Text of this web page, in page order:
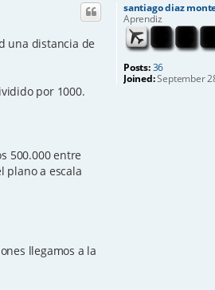
santiago diaz
Aprendiz
Posts:36
Joined:September
una distancia de
por 1000.
500.000 entre
plano a escala
llegamos a la